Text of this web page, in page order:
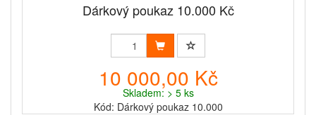
Dárkový poukaz 10.000 Kč
10 000,00 Kč
Skladem: > 5 ks
Kód: Dárkový poukaz 10.000